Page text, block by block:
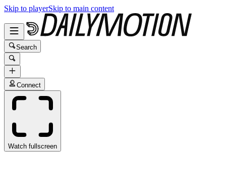
Skip to playerSkip to main content
Search
Connect
Watch fullscreen